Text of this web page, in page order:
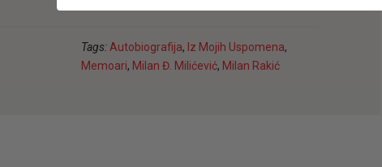
Tags:Autobiografija, Iz Mojih Uspomena,
Memoari, Milan Đ. Milićević, Milan Rakić